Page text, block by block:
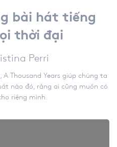
bài hát tiếng
thời đại
Perri
Thousand Years giúp chúng ta
nào đó, rằng ai cũng muốn có
riêng mình.